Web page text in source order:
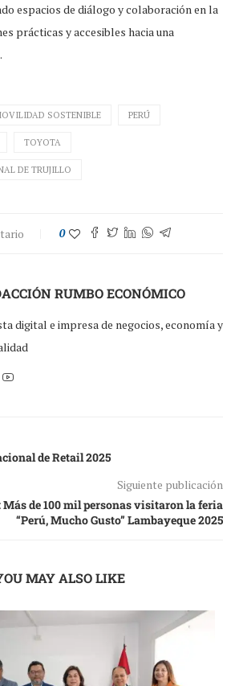
espacios de diálogo y colaboración en la
prácticas y accesibles hacia una
SOSTENIBLE PERÚ
TOYOTA
DE TRUJILLO
0
RUMBO ECONÓMICO
digital e impresa de negocios, economía y
de Retail 2025
Siguiente publicación
Más de 100 mil personas visitaron la feria
“Perú, Mucho Gusto” Lambayeque 2025
MAY ALSO LIKE